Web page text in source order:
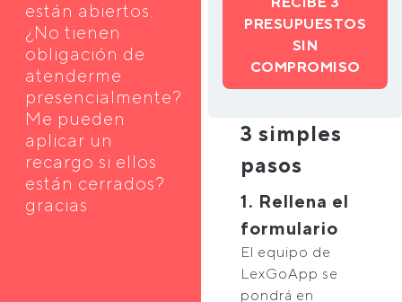
están abiertos.
¿No tienen
obligación de
atenderme
presencialmente?
Me pueden
aplicar un
recargo si ellos
están cerrados?
gracias
PRESUPUESTOS
SIN
COMPROMISO
3 simples
pasos
1. Rellena el
formulario
El equipo de
LexGoApp se
pondrá en